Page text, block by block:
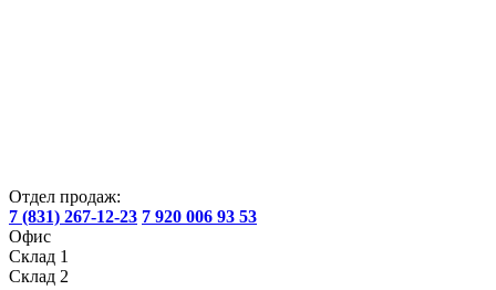
Отдел продаж:
7 (831) 267-12-23 7 920 006 93 53
Офис
Склад 1
Склад 2